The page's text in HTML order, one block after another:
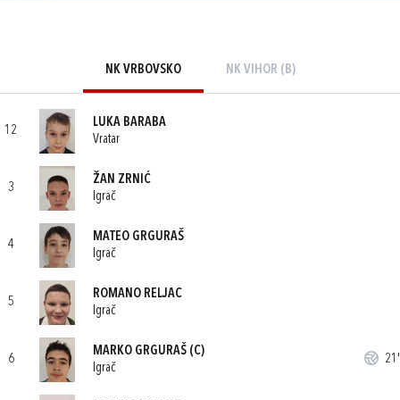
NK VRBOVSKO NK VIHOR (B)
12
LUKA BARABA
Vratar
3
ŽAN ZRNIĆ
Igrač
4
MATEO GRGURAŠ
Igrač
5
ROMANO RELJAC
Igrač
6
MARKO GRGURAŠ (C)
Igrač
21'